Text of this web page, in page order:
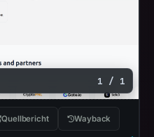
1 / 1
Quellbericht Wayback